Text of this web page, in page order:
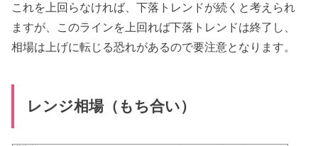
これを上回らなければ、下落トレンドが続くと考えられ
ますが、このラインを上回れば下落トレンドは終了し、
相場は上げに転じる恐れがあるので要注意となります。
レンジ相場（もち合い）